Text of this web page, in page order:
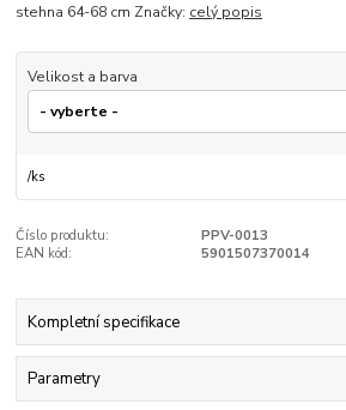
stehna 64-68 cm Značky: celý popis
Velikost a barva
/ks
Číslo produktu:
PPV-0013
EAN kód:
5901507370014
Kompletní specifikace
Parametry